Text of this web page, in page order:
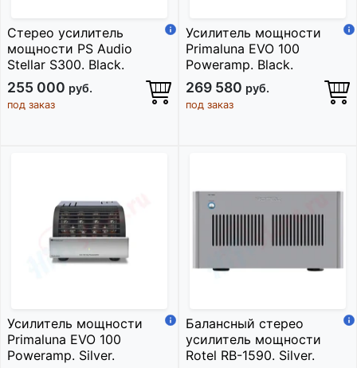
Стерео усилитель
мощности PS Audio
Stellar S300. Black.
255 000 руб.
под заказ
Усилитель мощности
Primaluna EVO 100
Poweramp. Black.
269 580 руб.
под заказ
Усилитель мощности
Primaluna EVO 100
Poweramp. Silver.
Балансный стерео
усилитель мощности
Rotel RB-1590. Silver.